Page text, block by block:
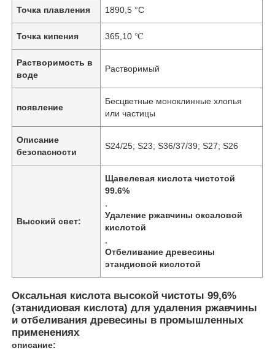
Главная страница
Точка плавления 1890,5 °C
Точка кипения 365,10 ℃
Растворимость в
воде
Растворимый
появление
Бесцветные моноклинные хлопья
или частицы
Описание
безопасности
S24/25; S23; S36/37/39; S27; S26
Высокий свет:
Щавелевая кислота чистотой
99.6%
Удаление ржавчины оксаловой
кислотой
Отбеливание древесины
этандиовой кислотой
Оксальная кислота высокой чистоты 99,6%
(этанидиовая кислота) для удаления ржавчины
и отбеливания древесины в промышленных
применениях
описание: